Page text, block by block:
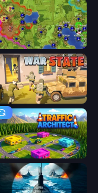
Hex Empire
War State IO: Conquer Battles
Traffic Architect